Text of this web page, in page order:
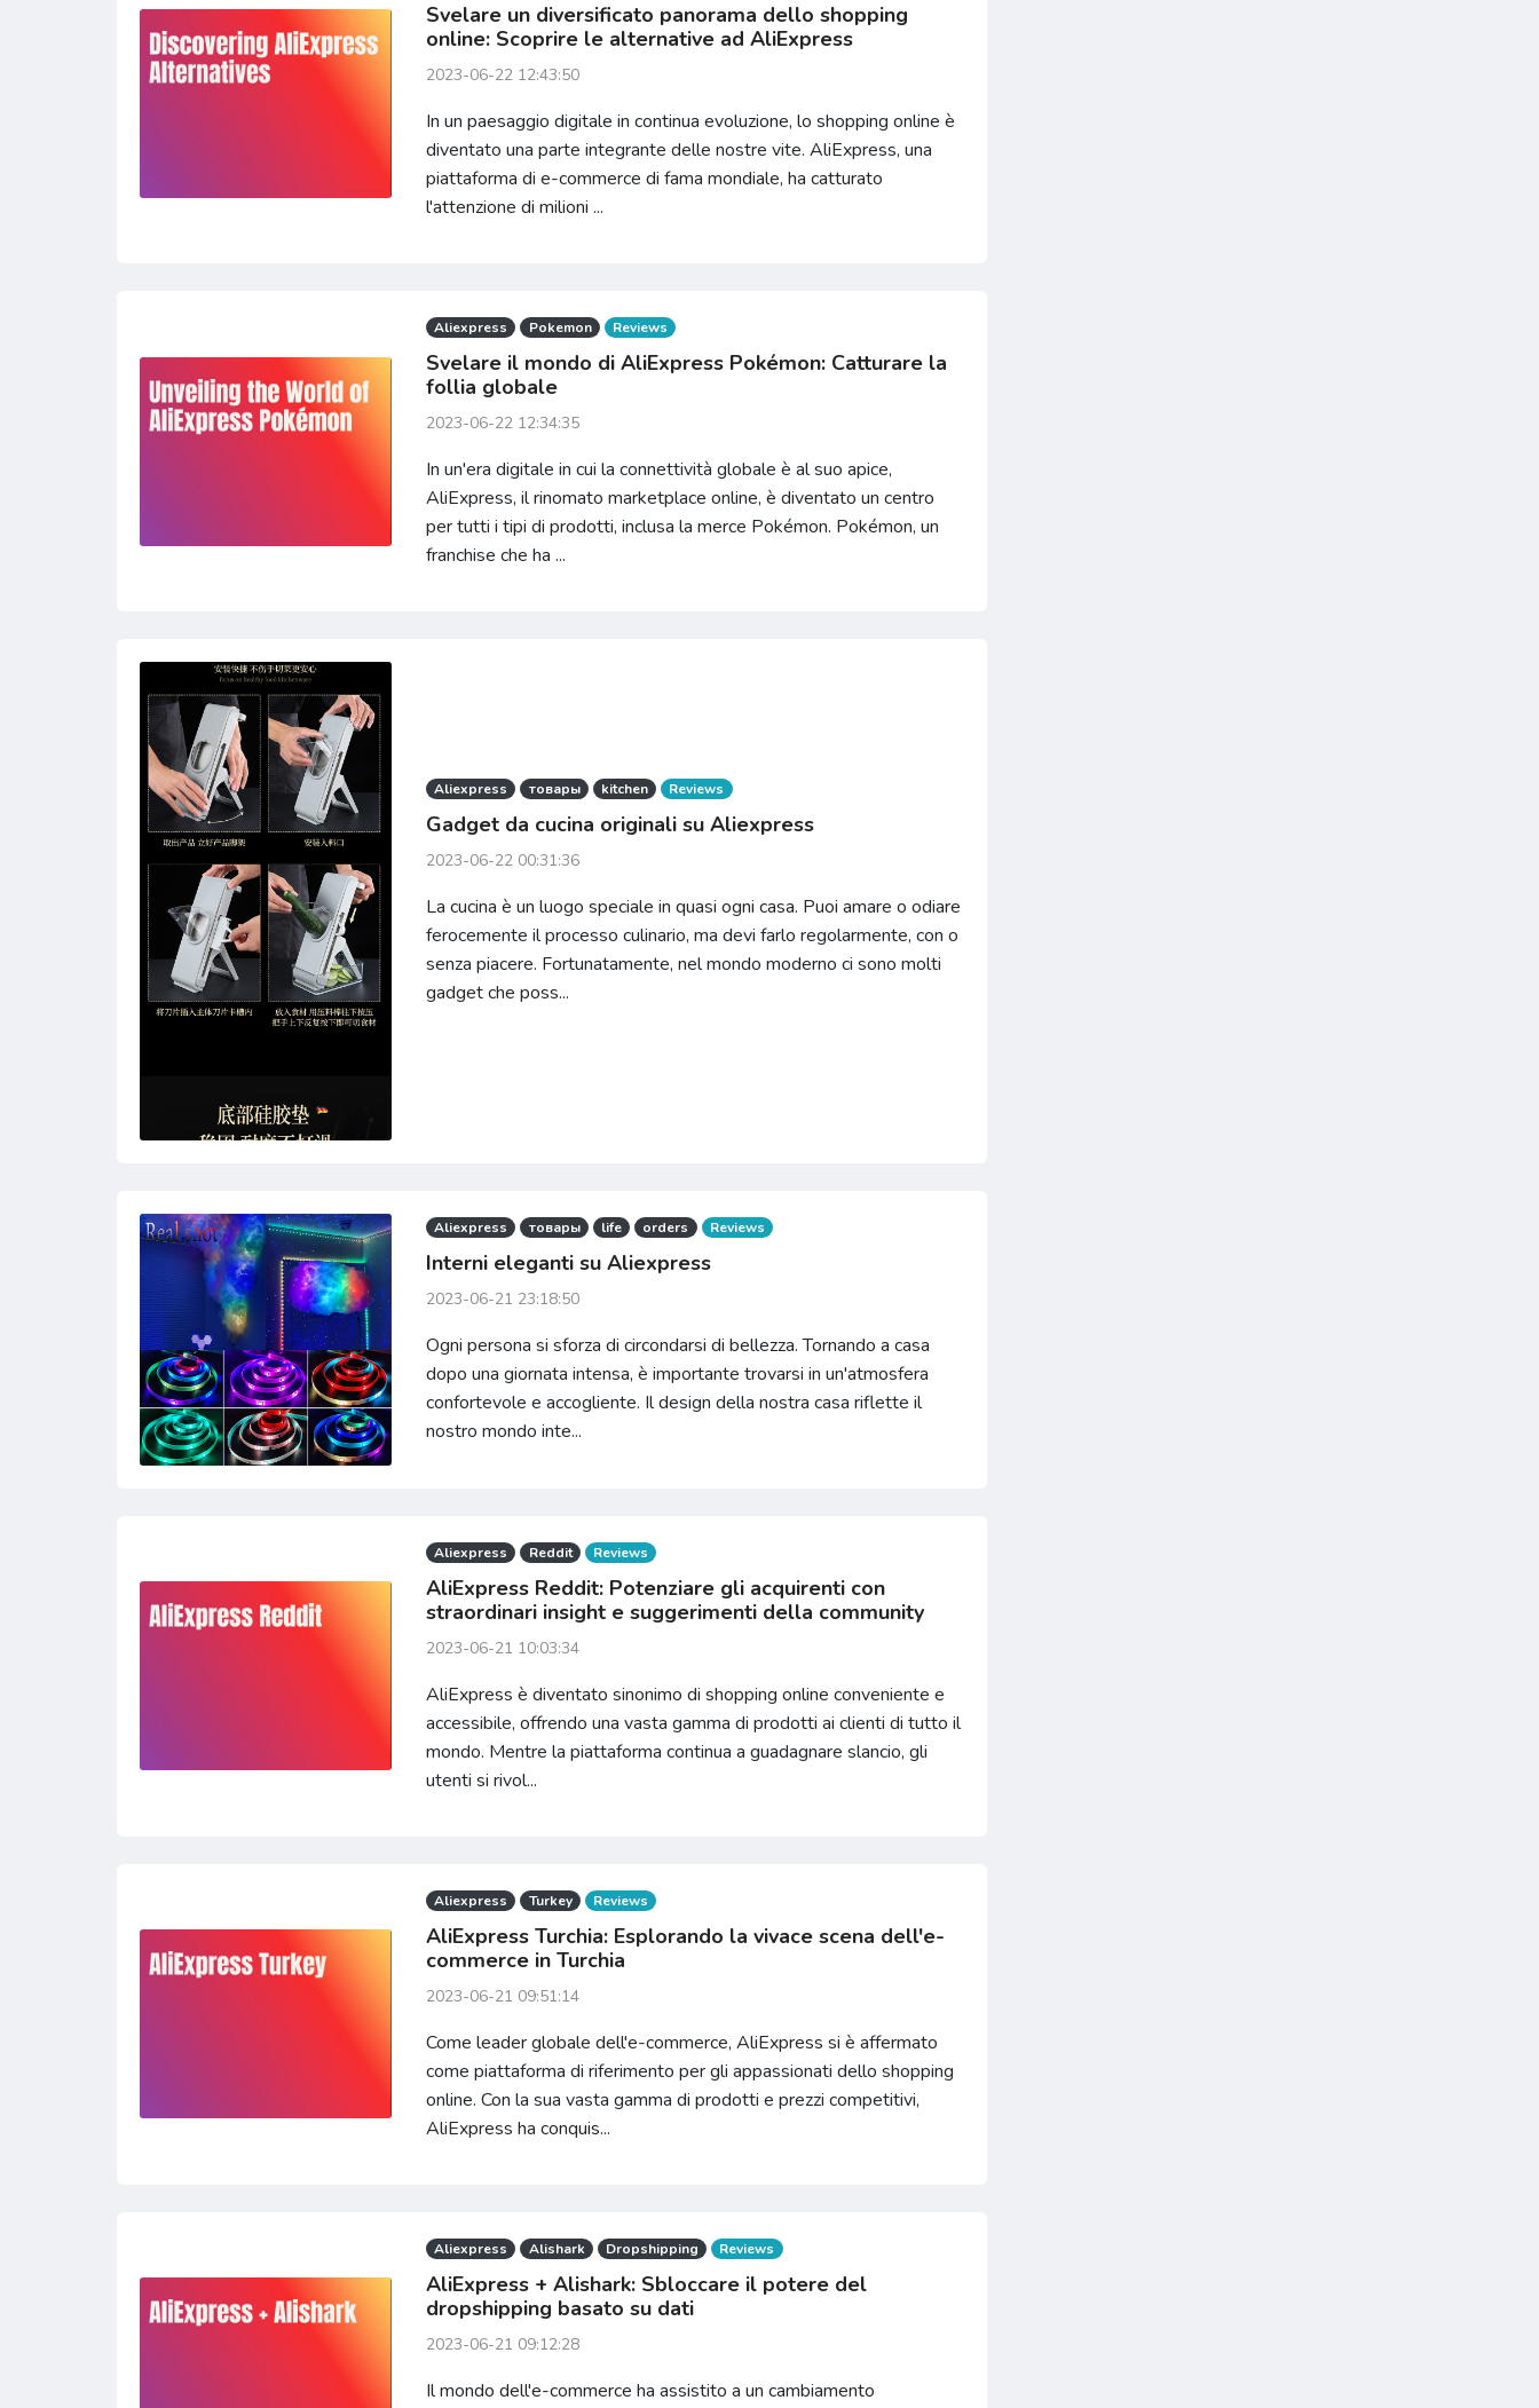
Svelare un diversificato panorama dello shopping
online: Scoprire le alternative ad AliExpress
2023-06-22 12:43:50
In un paesaggio digitale in continua evoluzione, lo shopping online è
diventato una parte integrante delle nostre vite. AliExpress, una
piattaforma di e-commerce di fama mondiale, ha catturato
l'attenzione di milioni ...
Aliexpress Pokemon Reviews
Svelare il mondo di AliExpress Pokémon: Catturare la
follia globale
2023-06-22 12:34:35
In un'era digitale in cui la connettività globale è al suo apice,
AliExpress, il rinomato marketplace online, è diventato un centro
per tutti i tipi di prodotti, inclusa la merce Pokémon. Pokémon, un
franchise che ha ...
Aliexpress товары kitchen Reviews
Gadget da cucina originali su Aliexpress
2023-06-22 00:31:36
La cucina è un luogo speciale in quasi ogni casa. Puoi amare o odiare
ferocemente il processo culinario, ma devi farlo regolarmente, con o
senza piacere. Fortunatamente, nel mondo moderno ci sono molti
gadget che poss...
Aliexpress товары life orders Reviews
Interni eleganti su Aliexpress
2023-06-21 23:18:50
Ogni persona si sforza di circondarsi di bellezza. Tornando a casa
dopo una giornata intensa, è importante trovarsi in un'atmosfera
confortevole e accogliente. Il design della nostra casa riflette il
nostro mondo inte...
Aliexpress Reddit Reviews
AliExpress Reddit: Potenziare gli acquirenti con
straordinari insight e suggerimenti della community
2023-06-21 10:03:34
AliExpress è diventato sinonimo di shopping online conveniente e
accessibile, offrendo una vasta gamma di prodotti ai clienti di tutto il
mondo. Mentre la piattaforma continua a guadagnare slancio, gli
utenti si rivol...
Aliexpress Turkey Reviews
AliExpress Turchia: Esplorando la vivace scena dell'e-
commerce in Turchia
2023-06-21 09:51:14
Come leader globale dell'e-commerce, AliExpress si è affermato
come piattaforma di riferimento per gli appassionati dello shopping
online. Con la sua vasta gamma di prodotti e prezzi competitivi,
AliExpress ha conquis...
Aliexpress Alishark Dropshipping Reviews
AliExpress + Alishark: Sbloccare il potere del
dropshipping basato su dati
2023-06-21 09:12:28
Il mondo dell'e-commerce ha assistito a un cambiamento